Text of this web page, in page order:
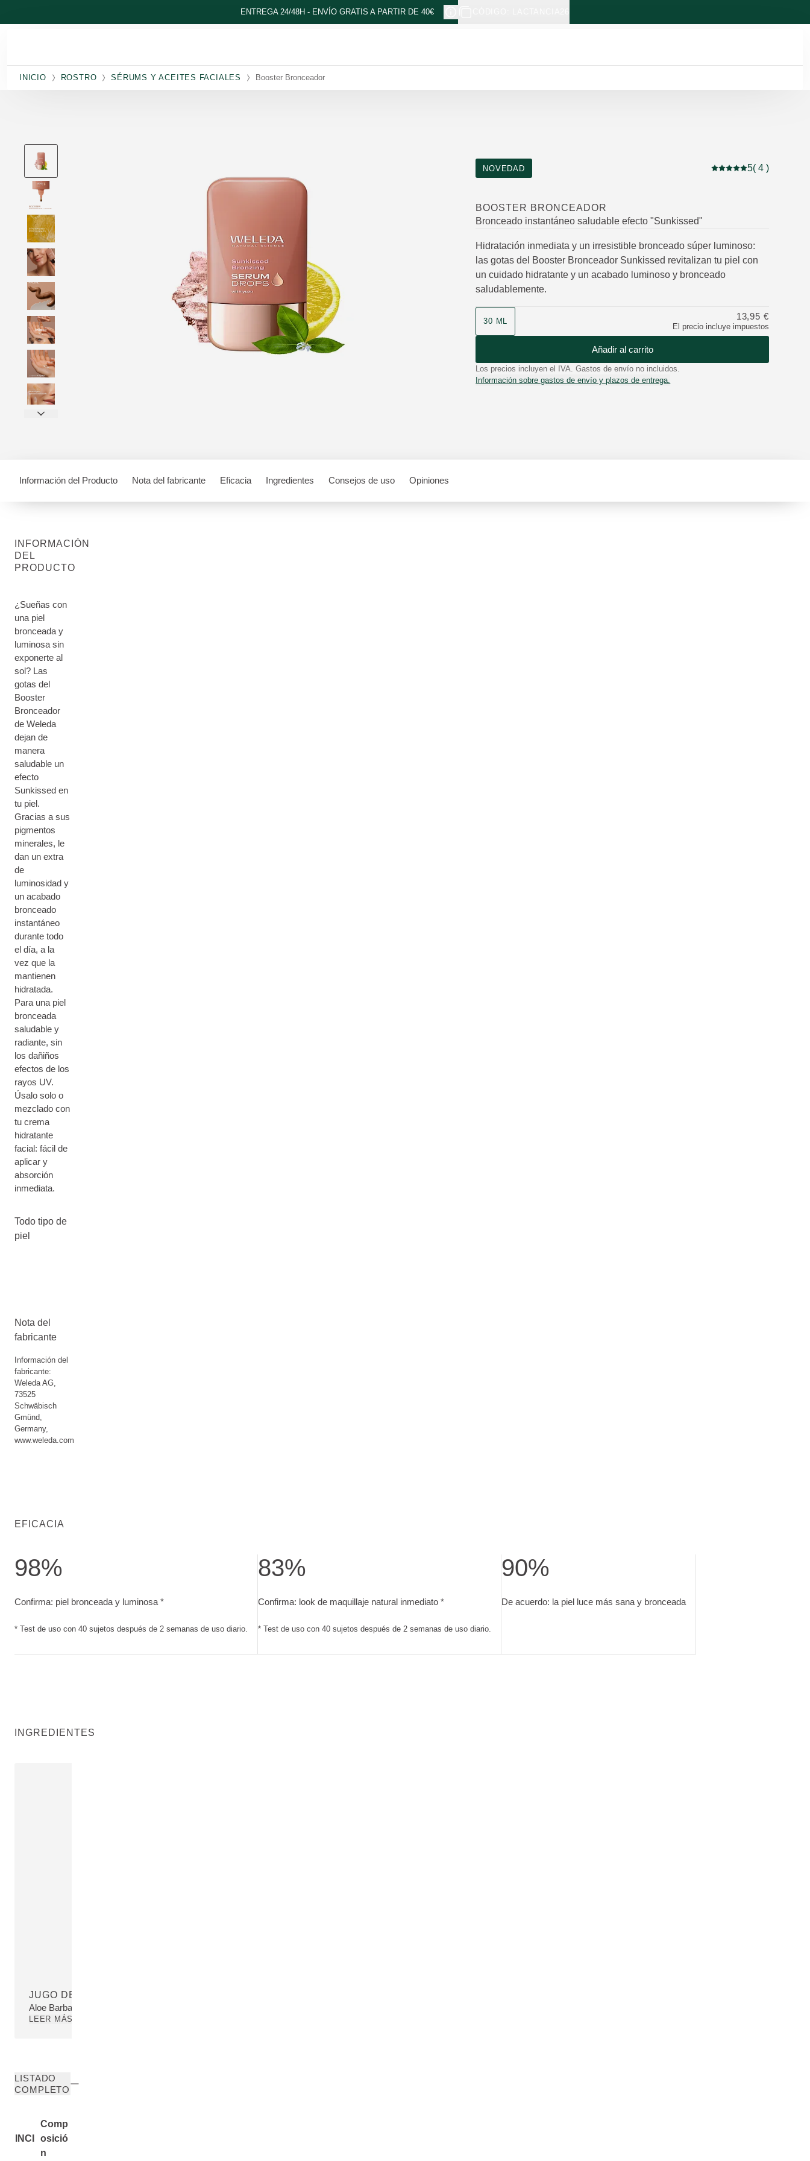
ENTREGA 24/48H - ENVÍO GRATIS A PARTIR DE 40€
INICIO ROSTRO SÉRUMS Y ACEITES FACIALES Booster Bronceador
NOVEDAD
Puntuación: 5 / 5
5( 4 )
BOOSTER BRONCEADOR
Bronceado instantáneo saludable efecto "Sunkissed"
Hidratación inmediata y un irresistible bronceado súper luminoso:
las gotas del Booster Bronceador Sunkissed revitalizan tu piel con
un cuidado hidratante y un acabado luminoso y bronceado
saludablemente.
30 ML
El precio incluye impuestos
13,95 €
Añadir al carrito
Los precios incluyen el IVA. Gastos de envío no incluidos.
Información sobre gastos de envío y plazos de entrega.
Información del Producto Nota del fabricante Eficacia Ingredientes Consejos de uso Opiniones
INFORMACIÓN
DEL
PRODUCTO
¿Sueñas con
una piel
bronceada y
luminosa sin
exponerte al
sol? Las
gotas del
Booster
Bronceador
de Weleda
dejan de
manera
saludable un
efecto
Sunkissed en
tu piel.
Gracias a sus
pigmentos
minerales, le
dan un extra
de
luminosidad y
un acabado
bronceado
instantáneo
durante todo
el día, a la
vez que la
mantienen
hidratada.
Para una piel
bronceada
saludable y
radiante, sin
los dañiños
efectos de los
rayos UV.
Úsalo solo o
mezclado con
tu crema
hidratante
facial: fácil de
aplicar y
absorción
inmediata.
Todo tipo de
piel
Nota del
fabricante
Información del
fabricante:
Weleda AG,
73525
Schwäbisch
Gmünd,
Germany,
www.weleda.com
EFICACIA
98%
Confirma: piel bronceada y luminosa *
* Test de uso con 40 sujetos después de 2 semanas de uso diario.
83%
Confirma: look de maquillaje natural inmediato *
* Test de uso con 40 sujetos después de 2 semanas de uso diario.
90%
De acuerdo: la piel luce más sana y bronceada
INGREDIENTES
JUGO DE HOJA DE ALOE BARBADENSIS EN POLVO+
Aloe Barbadensis Leaf Juice Powder+
LEER MÁS
LISTADO
COMPLETO
INCI
Comp
osició
n